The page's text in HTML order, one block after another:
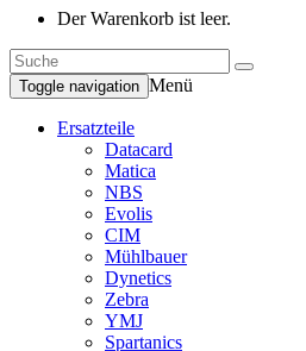
Der Warenkorb ist leer.
Toggle navigation Menü
Ersatzteile
Datacard
Matica
NBS
Evolis
CIM
Mühlbauer
Dynetics
Zebra
YMJ
Spartanics